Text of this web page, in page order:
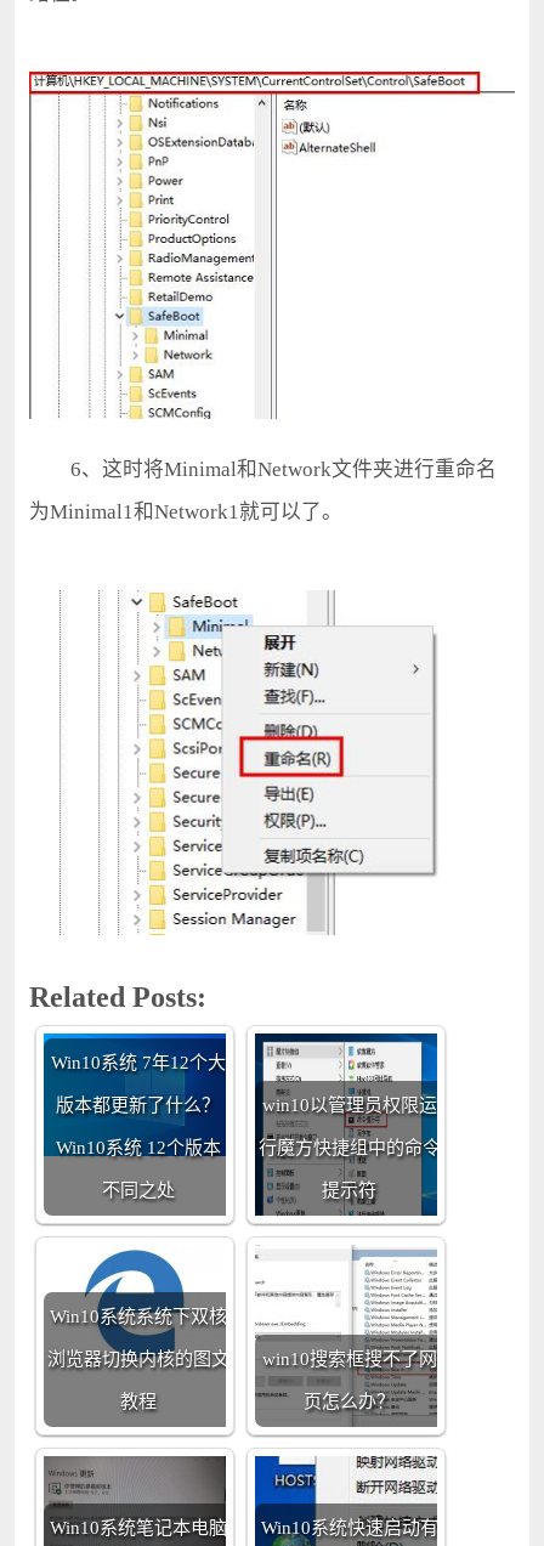
6、这时将Minimal和Network文件夹进行重命名
为Minimal1和Network1就可以了。
Related Posts:
Win10系统 7年12个大
版本都更新了什么？
Win10系统 12个版本
不同之处
win10以管理员权限运
行魔方快捷组中的命令
提示符
Win10系统系统下双核
浏览器切换内核的图文
教程
win10搜索框搜不了网
页怎么办？
Win10系统笔记本电脑 Win10系统快速启动有